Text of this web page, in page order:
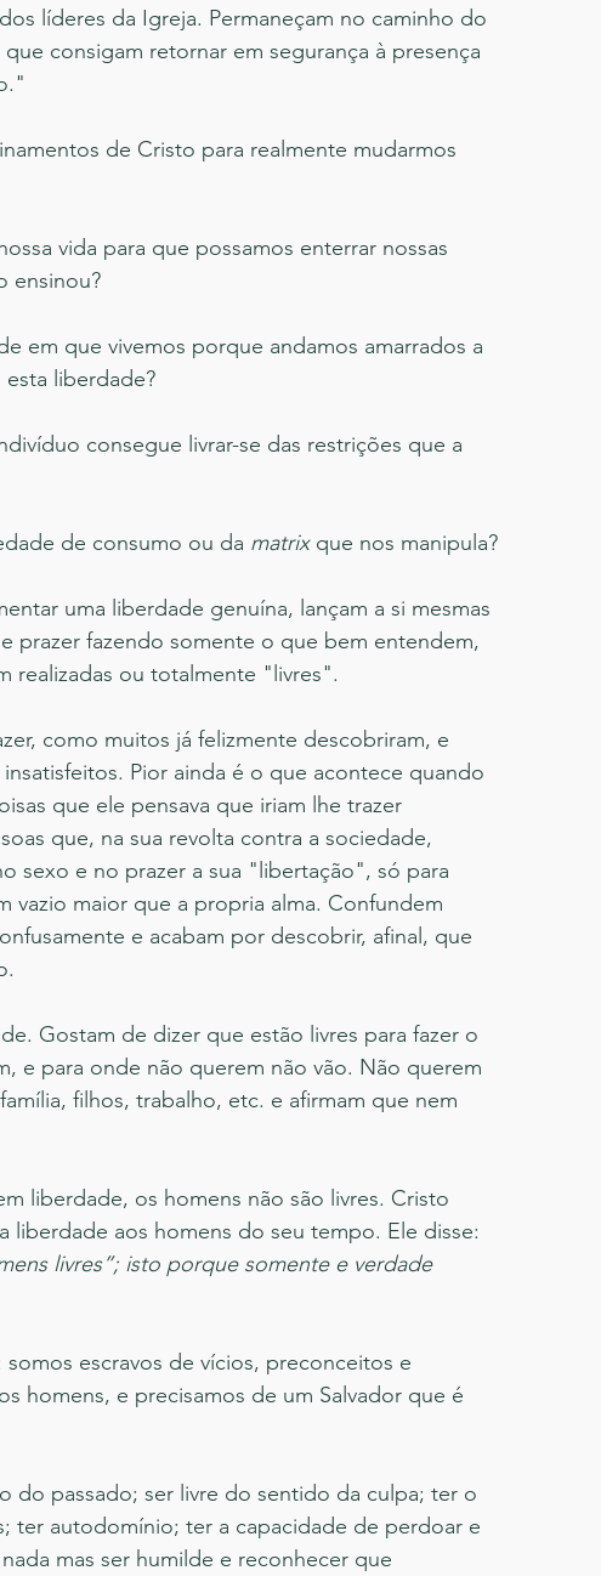
líderes da Igreja. Permaneçam no caminho do
consigam retornar em segurança à presença
de Cristo para realmente mudarmos
vida para que possamos enterrar nossas
ensinou?
em que vivemos porque andamos amarrados a
esta liberdade?
consegue livrar-se das restrições que a
de consumo ou da matrix que nos manipula?
uma liberdade genuína, lançam a si mesmas
prazer fazendo somente o que bem entendem,
realizadas ou totalmente "livres".
como muitos já felizmente descobriram, e
Pior ainda é o que acontece quando
que ele pensava que iriam lhe trazer
que, na sua revolta contra a sociedade,
sexo e no prazer a sua "libertação", só para
vazio maior que a propria alma. Confundem
e acabam por descobrir, afinal, que
Gostam de dizer que estão livres para fazer o
e para onde não querem não vão. Não querem
filhos, trabalho, etc. e afirmam que nem
liberdade, os homens não são livres. Cristo
liberdade aos homens do seu tempo. Ele disse:
livres”; isto porque somente e verdade
escravos de vícios, preconceitos e
homens, e precisamos de um Salvador que é
do passado; ser livre do sentido da culpa; ter o
ter autodomínio; ter a capacidade de perdoar e
mas ser humilde e reconhecer que